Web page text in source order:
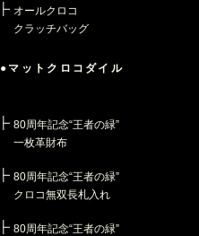
オールクロコ
クラッチバッグ
●マットクロコダイル
80周年記念“王者の緑”
一枚革財布
80周年記念“王者の緑”
クロコ無双長札入れ
80周年記念“王者の緑”